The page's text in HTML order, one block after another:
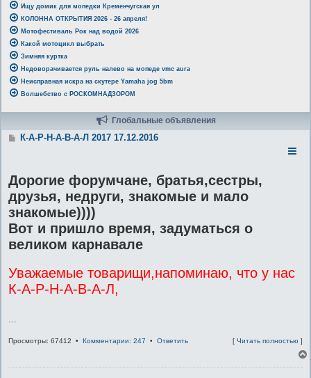
Ищу домик для мопедки Кременчугская ул
КОЛОННА ОТКРЫТИЯ 2026 - 26 апреля!
Мотофестиваль Рок над водой 2026
Какой мотоцикл выбрать
Зимняя куртка
Недоворачивается руль налево на мопеде vmc aura
Неисправная искра на скутере Yamaha jog 5bm
Волшебство с РОСКОМНАДЗОРОМ
Глобальные объявления
С
щ
е
н
и
е
К-А-Р-Н-А-В-А-Л 2017 17.12.2016
Дорогие форумчане, братья,сестры,
друзья, недруги, знакомые и мало
знакомые))))
Вот и пришло время, задуматься о
великом карнавале
Уважаемые товарищи,напоминаю, что у нас
К-А-Р-Н-А-В-А-Л,
...
Просмотры: 67412 • Комментарии: 247 • Ответить [ Читать полностью ]